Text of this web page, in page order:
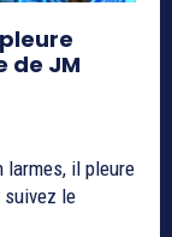
de JM
larmes, il pleure
suivez le